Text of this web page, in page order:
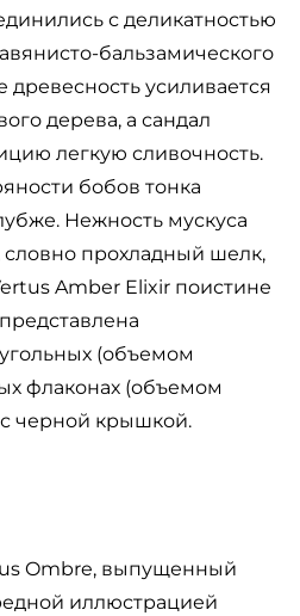
с деликатностью
бальзамического
усиливается
дерева, а сандал
легкую сливочность.
бобов тонка
Нежность мускуса
словно прохладный шелк,
Amber Elixir поистине
(объемом
флаконах (объемом
с черной крышкой.
Ombre, выпущенный
иллюстрацией